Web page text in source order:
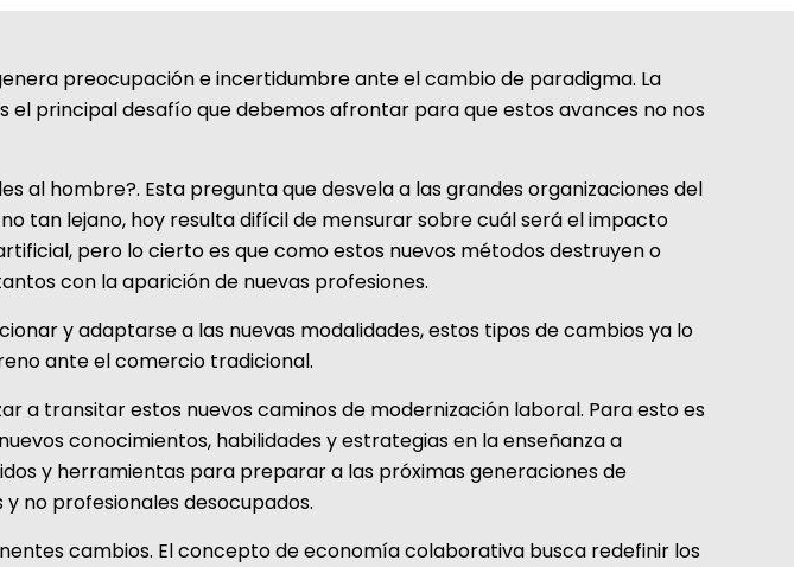
preocupación e incertidumbre ante el cambio de paradigma. La
principal desafío que debemos afrontar para que estos avances no nos
al hombre?. Esta pregunta que desvela a las grandes organizaciones del
tan lejano, hoy resulta difícil de mensurar sobre cuál será el impacto
pero lo cierto es que como estos nuevos métodos destruyen o
con la aparición de nuevas profesiones.
y adaptarse a las nuevas modalidades, estos tipos de cambios ya lo
ante el comercio tradicional.
a transitar estos nuevos caminos de modernización laboral. Para esto es
conocimientos, habilidades y estrategias en la enseñanza a
y herramientas para preparar a las próximas generaciones de
no profesionales desocupados.
cambios. El concepto de economía colaborativa busca redefinir los